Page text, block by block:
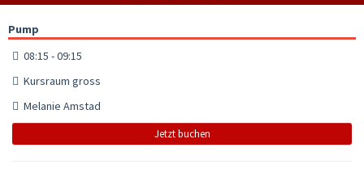
Pump
08:15 - 09:15
Kursraum gross
Melanie Amstad
Jetzt buchen